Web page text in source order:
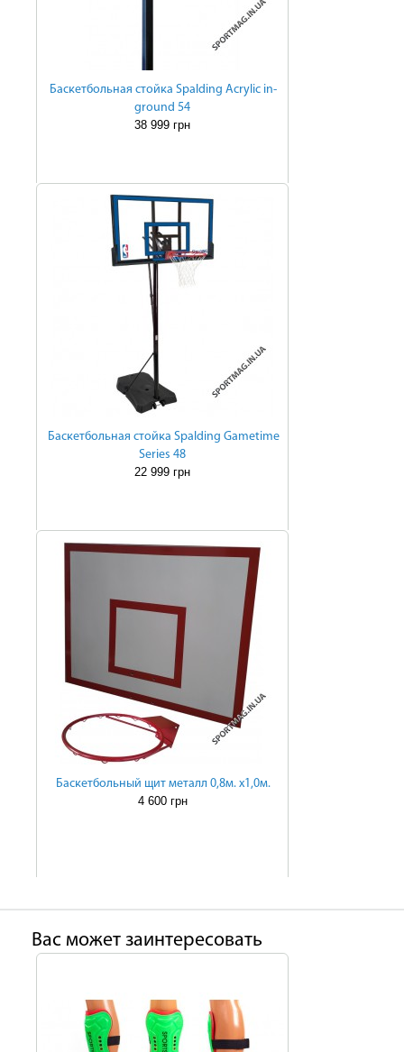
Баскетбольная стойка Spalding Acrylic in-
ground 54
38 999 грн
Баскетбольная стойка Spalding Gametime
Series 48
22 999 грн
Баскетбольный щит металл 0,8м. х1,0м.
4 600 грн
Ваc может заинтересовать